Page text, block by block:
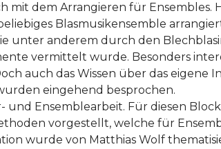
mit dem Arrangieren für Ensembles.
Blasmusikensemble
unter anderem durch den
vermittelt wurde. Besonders
auch das Wissen über das eigene
eingehend besprochen.
Ensemblearbeit. Für diesen
vorgestellt, welche für
wurde von Matthias Wolf